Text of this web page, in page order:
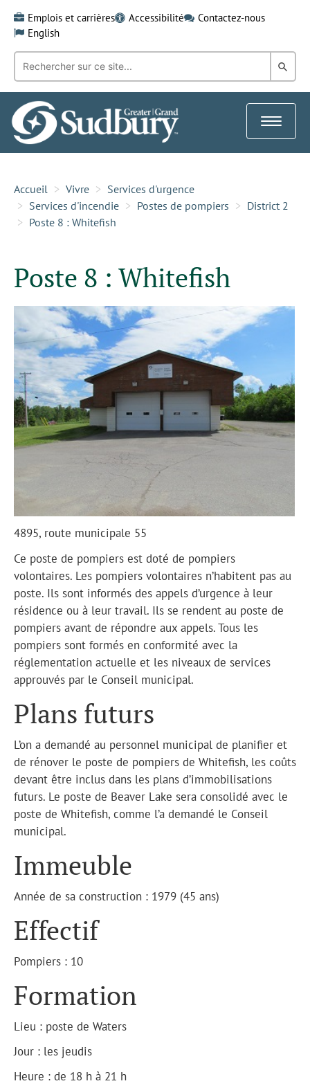
content
Emplois et carrières Accessibilité
Contactez-nous
English
Recherche
mot-
clé:
dans
Toggle
Accueil Vivre
Services d'urgence
Services d'incendie
Postes de pompiers
District 2
Poste 8 : Whitefish
Poste 8 : Whitefish
4895, route municipale 55
Ce poste de pompiers est doté de pompiers
volontaires. Les pompiers volontaires n’habitent pas au
poste. Ils sont informés des appels d’urgence à leur
résidence ou à leur travail. Ils se rendent au poste de
pompiers avant de répondre aux appels. Tous les
pompiers sont formés en conformité avec la
réglementation actuelle et les niveaux de services
approuvés par le Conseil municipal.
Plans futurs
L’on a demandé au personnel municipal de planifier et
de rénover le poste de pompiers de Whitefish, les coûts
devant être inclus dans les plans d’immobilisations
futurs. Le poste de Beaver Lake sera consolidé avec le
poste de Whitefish, comme l’a demandé le Conseil
municipal.
Immeuble
Année de sa construction : 1979 (45 ans)
Effectif
Pompiers : 10
Formation
Lieu : poste de Waters
Jour : les jeudis
Heure : de 18 h à 21 h